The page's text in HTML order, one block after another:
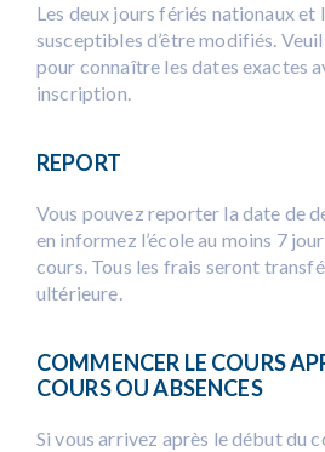
Les deux jours fériés nationaux et
susceptibles d’être modifiés.
pour connaître les dates exactes
inscription.
REPORT
Vous pouvez reporter la date de
en informez l’école au moins 7
cours. Tous les frais seront
ultérieure.
COMMENCER LE COURS
COURS OU ABSENCES
Si vous arrivez après le début du